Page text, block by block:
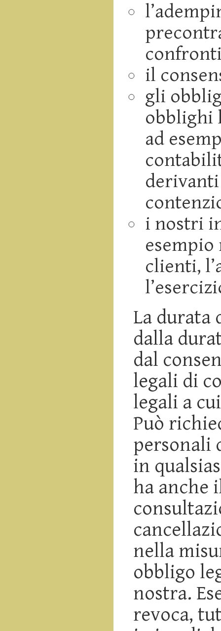
il
gli
obblighi
ad
i nostri
clienti,
La durata
dalla
dal
legali di
legali a
Può
personali
in
ha anche
nella
obbligo
nostra.
revoca,